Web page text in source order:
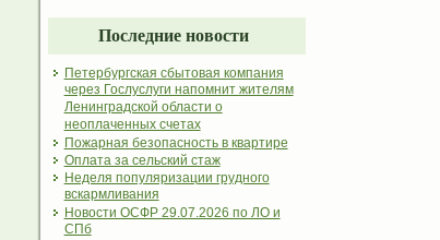
Последние новости
Петербургская сбытовая компания
через Гослуслуги напомнит жителям
Ленинградской области о
неоплаченных счетах
Пожарная безопасность в квартире
Оплата за сельский стаж
Неделя популяризации грудного
вскармливания
Новости ОСФР 29.07.2026 по ЛО и
СПб